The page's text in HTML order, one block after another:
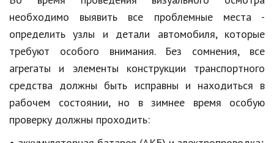
Недвижимость
Спорт и фитнес
Психология и отношения
Творчество и рукоделие
Разное
необходимо выявить все проблемные места -
определить узлы и детали автомобиля, которые
требуют особого внимания. Без сомнения, все
агрегаты и элементы конструкции транспортного
средства должны быть исправны и находиться в
рабочем состоянии, но в зимнее время особую
проверку должны проходить: